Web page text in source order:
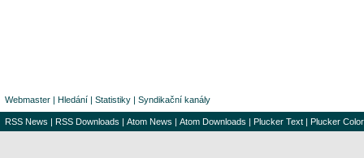
Webmaster | Hledání | Statistiky | Syndikační kanály
RSS News | RSS Downloads | Atom News | Atom Downloads | Plucker Text | Plucker Color